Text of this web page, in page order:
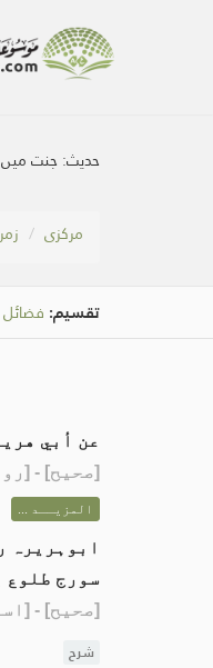
حدیث: جنت میں
مرکزی
تقسیم:
عن أبي
[صحيح] -
المزيــد ...
ابوہریرہ
سورج طلوع
[صحیح] -
شرح